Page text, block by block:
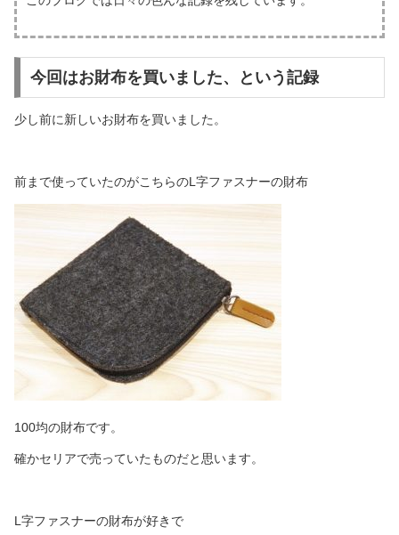
今回はお財布を買いました、という記録
少し前に新しいお財布を買いました。
前まで使っていたのがこちらのL字ファスナーの財布
100均の財布です。
確かセリアで売っていたものだと思います。
L字ファスナーの財布が好きで